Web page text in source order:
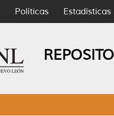
Políticas Estadísticas